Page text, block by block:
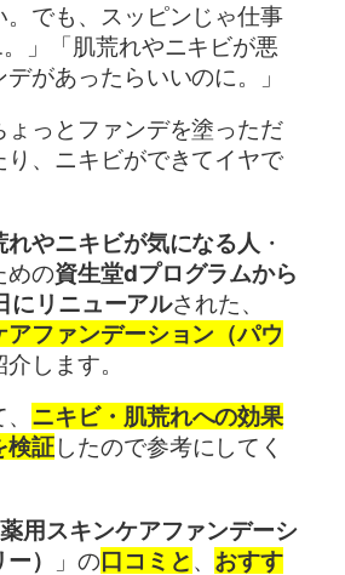
。でも、スッピンじゃ仕事
」「肌荒れやニキビが悪
があったらいいのに。」
ょっとファンデを塗っただ
り、ニキビができてイヤで
れやニキビが気になる人 ・
めの資生堂dプログラムから
にリニューアルされた、
アファンデーション（パウ
介します。
ニキビ・肌荒れへの効果
検証したので参考にしてく
用スキンケアファンデーシ
）
」の口コミと 、 おすす